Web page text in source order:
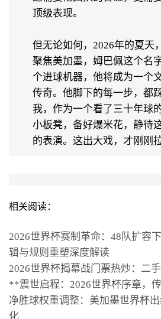
顶级表现。
但无论如何，2026年的夏天
聚焦美加墨，姆巴佩这个名
个进球机器，他将成为一个
传奇。他脚下的每一步，都
我，作为一个看了三十年球
小板凳，备好爆米花，静待
的表演。这出大戏，才刚刚
相关阅读：
2026世界杯赛制革命：48队扩容
辑与规则重塑深度解读
2026世界杯揭幕战门票热炒：二
**震世启程：2026世界杯序章，
净胜球权重调整：美加墨世界杯
化